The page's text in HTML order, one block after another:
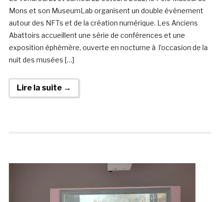
Mons et son MuseumLab organisent un double événement
autour des NFTs et de la création numérique. Les Anciens
Abattoirs accueillent une série de conférences et une
exposition éphémère, ouverte en nocturne à l’occasion de la
nuit des musées […]
Lire la suite →